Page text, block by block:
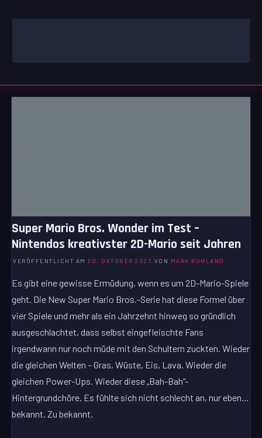
Inhalt
Super Mario Bros. Wonder im Test –
Nintendos kreativster 2D-Mario seit Jahren
VERÖFFENTLICHT AM20. OKTOBER 2023 VON MARK RUHLAND
Es gibt eine gewisse Ermüdung, wenn es um 2D-Mario-Spiele
geht. Die New Super Mario Bros.-Serie hat diese Formel über
vier Spiele und mehr als ein Jahrzehnt hinweg so gründlich
ausgeschlachtet, dass selbst eingefleischte Fans
irgendwann nur noch müde mit den Schultern zuckten. Wieder
die gleichen Welten – Gras, Wüste, Eis, Lava. Wieder die
gleichen Power-Ups. Wieder diese „Bah-Bah“-
Hintergrundchöre. Es fühlte sich nicht schlecht an, nur eben…
bekannt. Zu bekannt.